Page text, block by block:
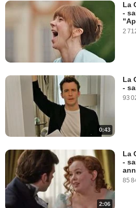
La
-
2
0:43
La
-
93
2:06
La
-
85